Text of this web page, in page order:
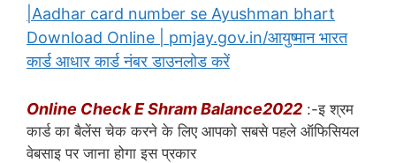
|Aadhar card number se Ayushman bhart
Download Online | pmjay.gov.in/आयुष्मान भारत
कार्ड आधार कार्ड नंबर डाउनलोड करें
Online Check E Shram Balance2022 :-इ श्रम
कार्ड का बैलेंस चेक करने के लिए आपको सबसे पहले ऑफिसियल
वेबसाइ पर जाना होगा इस प्रकार